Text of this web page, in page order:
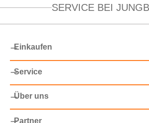
SERVICE BEI
Einkaufen
Service
Über uns
Partner